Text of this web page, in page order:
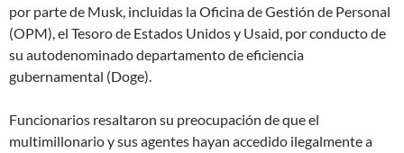
por parte de Musk, incluidas la Oficina de Gestión de Personal
(OPM), el Tesoro de Estados Unidos y Usaid, por conducto de
su autodenominado departamento de eficiencia
gubernamental (Doge).
Funcionarios resaltaron su preocupación de que el
multimillonario y sus agentes hayan accedido ilegalmente a